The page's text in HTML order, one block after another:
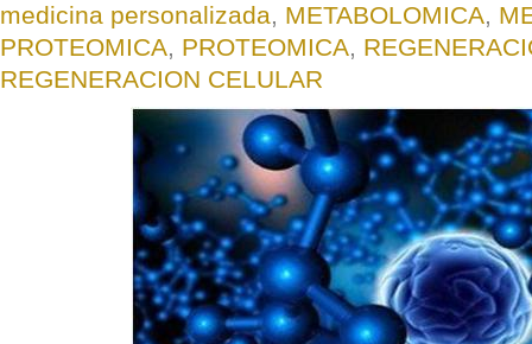
medicina personalizada, METABOLOMICA,
PROTEOMICA, PROTEOMICA,
REGENERACION CELULAR